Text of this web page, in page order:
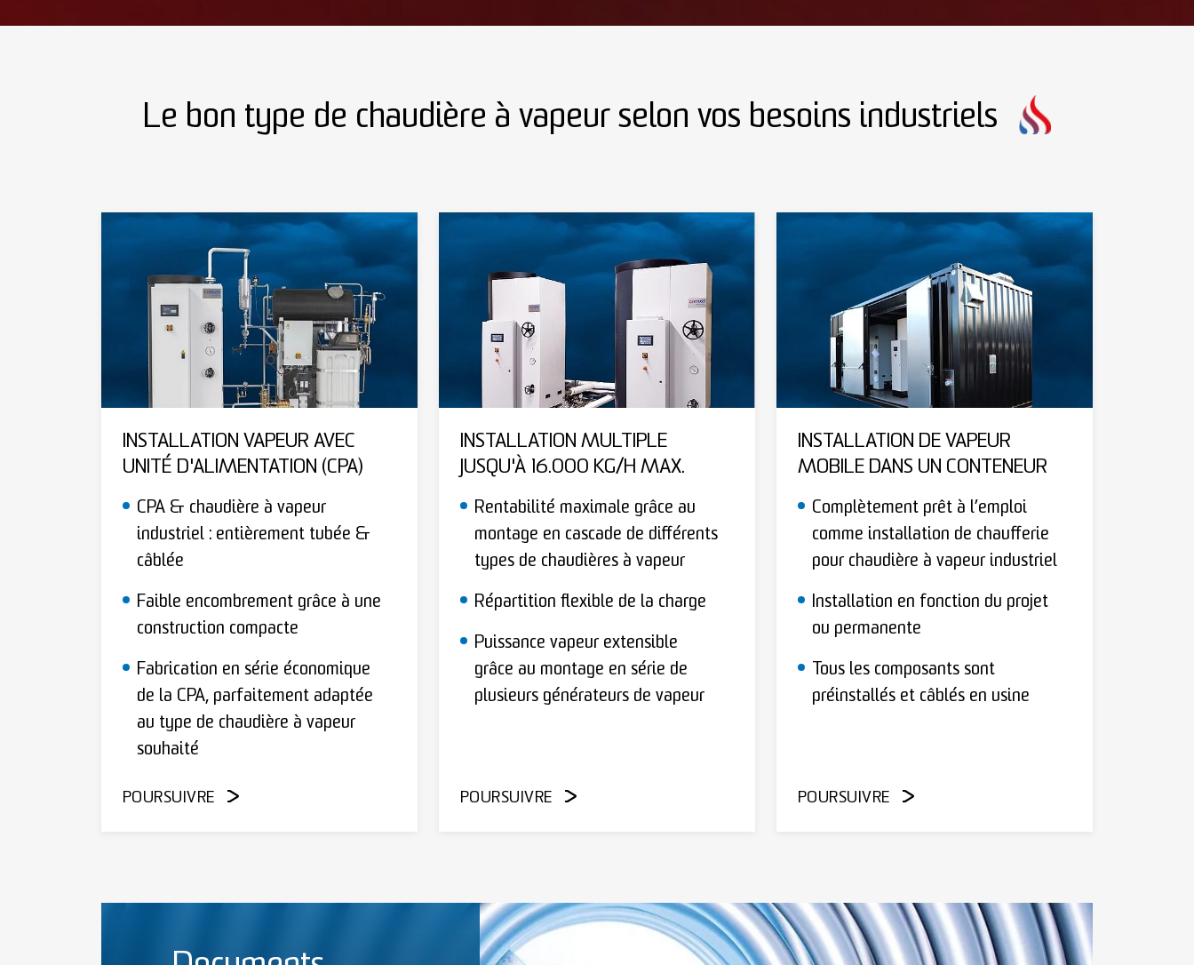
Le bon type de chaudière à vapeur selon vos besoins industriels
INSTALLATION VAPEUR AVEC
UNITÉ D'ALIMENTATION (CPA)
CPA & chaudière à vapeur
industriel : entièrement tubée &
câblée
Faible encombrement grâce à une
construction compacte
Fabrication en série économique
de la CPA, parfaitement adaptée
au type de chaudière à vapeur
souhaité
POURSUIVRE
INSTALLATION MULTIPLE
JUSQU'À 16.000 KG/H MAX.
Rentabilité maximale grâce au
montage en cascade de différents
types de chaudières à vapeur
Répartition flexible de la charge
Puissance vapeur extensible
grâce au montage en série de
plusieurs générateurs de vapeur
POURSUIVRE
INSTALLATION DE VAPEUR
MOBILE DANS UN CONTENEUR
Complètement prêt à l’emploi
comme installation de chaufferie
pour chaudière à vapeur industriel
Installation en fonction du projet
ou permanente
Tous les composants sont
préinstallés et câblés en usine
POURSUIVRE